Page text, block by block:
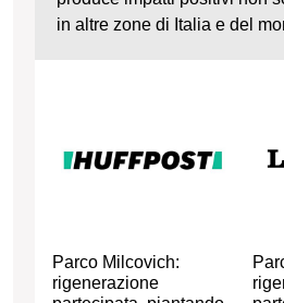
in altre zone di Italia e del
Parco Milcovich:
rigenerazione